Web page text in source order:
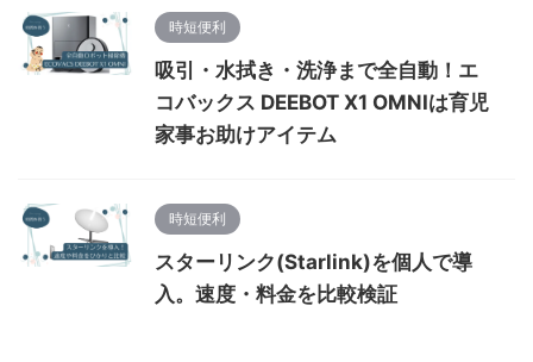
時短便利
吸引・水拭き・洗浄まで全自動！エ
コバックス DEEBOT X1 OMNIは育児
家事お助けアイテム
時短便利
スターリンク(Starlink)を個人で導
入。速度・料金を比較検証